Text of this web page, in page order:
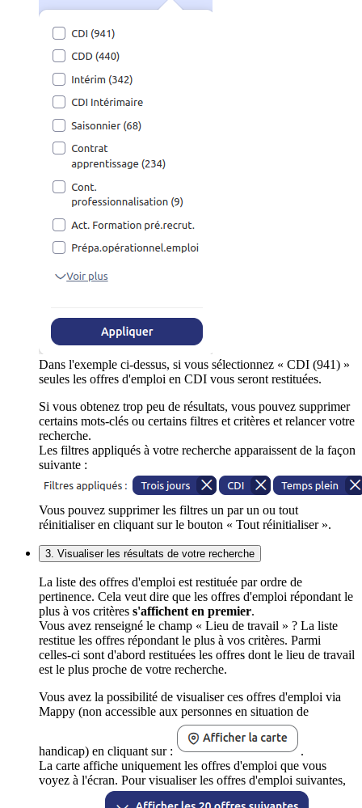
Dans l'exemple ci-dessus, si vous sélectionnez « CDI (941) »
seules les offres d'emploi en CDI vous seront restituées.
Si vous obtenez trop peu de résultats, vous pouvez supprimer
certains mots-clés ou certains filtres et critères et relancer votre
recherche.
Les filtres appliqués à votre recherche apparaissent de la façon
suivante :
Vous pouvez supprimer les filtres un par un ou tout
réinitialiser en cliquant sur le bouton « Tout réinitialiser ».
3. Visualiser les résultats de votre recherche
La liste des offres d'emploi est restituée par ordre de
pertinence. Cela veut dire que les offres d'emploi répondant le
plus à vos critères s'affichent en premier.
Vous avez renseigné le champ « Lieu de travail » ? La liste
restitue les offres répondant le plus à vos critères. Parmi
celles-ci sont d'abord restituées les offres dont le lieu de travail
est le plus proche de votre recherche.
Vous avez la possibilité de visualiser ces offres d'emploi via
Mappy (non accessible aux personnes en situation de
handicap) en cliquant sur :
.
La carte affiche uniquement les offres d'emploi que vous
voyez à l'écran. Pour visualiser les offres d'emploi suivantes,